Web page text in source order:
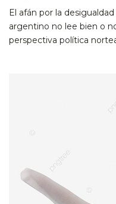
El afán por la
argentino no lee bien o
perspectiva política